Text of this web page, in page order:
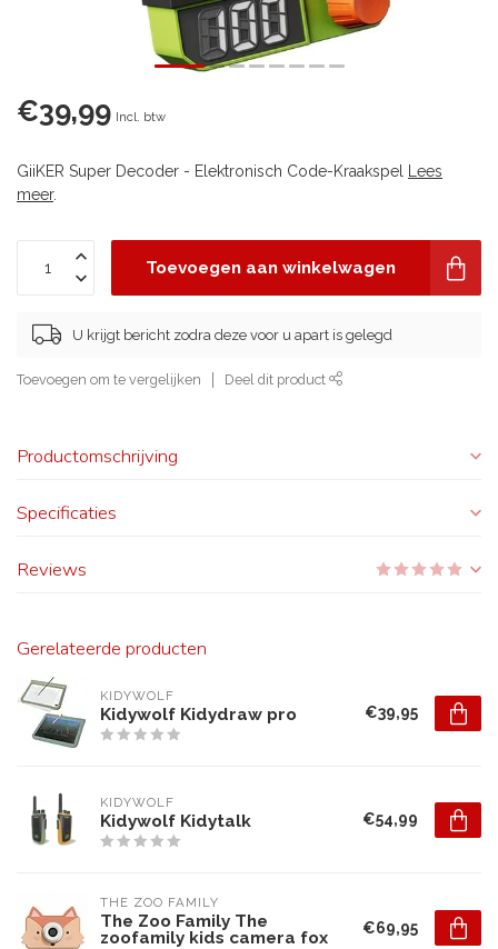
€39,99 Incl. btw
GiiKER Super Decoder - Elektronisch Code-Kraakspel
Lees
meer.
Toevoegen aan winkelwagen
U krijgt bericht zodra deze voor u apart is gelegd
Toevoegen om te vergelijken Deel dit product
Productomschrijving
Specificaties
Reviews
Gerelateerde producten
KIDYWOLF
Kidywolf Kidydraw pro €39,95
KIDYWOLF
Kidywolf Kidytalk €54,99
THE ZOO FAMILY
The Zoo Family The
zoofamily kids camera fox
€69,95